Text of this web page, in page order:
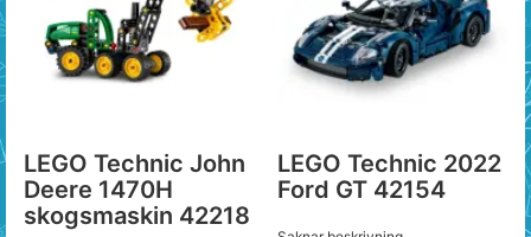
LEGO Technic John
Deere 1470H
skogsmaskin 42218
LEGO Technic 2022
Ford GT 42154